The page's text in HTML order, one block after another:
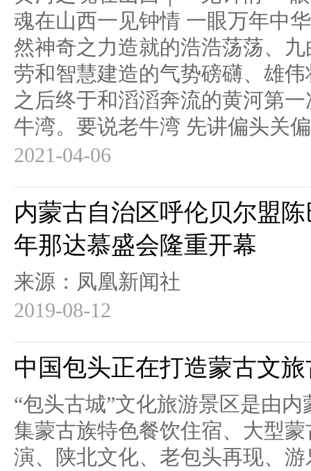
魂在山西一见钟情 一眼万年中
然神奇之力造就的浩浩荡荡、
劳和智慧建造的气势磅礴、雄
之后终于和滔滔奔流的黄河第
牛湾。要说老牛湾 先讲偏头关
2021-04-06
内蒙古自治区呼伦贝尔盟
年那达慕盛会隆重开幕
来源：凤凰新闻社
2019-08-12
中国包头正在打造蒙古文
“包头古城”文化旅游景区是由
集蒙古族特色餐饮住宿、大型
演、陕北文化、老包头再现、